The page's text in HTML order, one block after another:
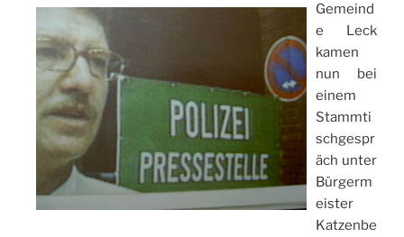
Gemeind
e Leck
kamen
nun bei
einem
Stammti
schgespr
äch unter
Bürgerm
eister
Katzenbe